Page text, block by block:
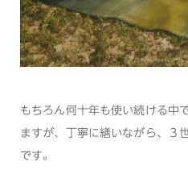
もちろん何十年も使い続ける中
ますが、丁寧に繕いながら、３
です。